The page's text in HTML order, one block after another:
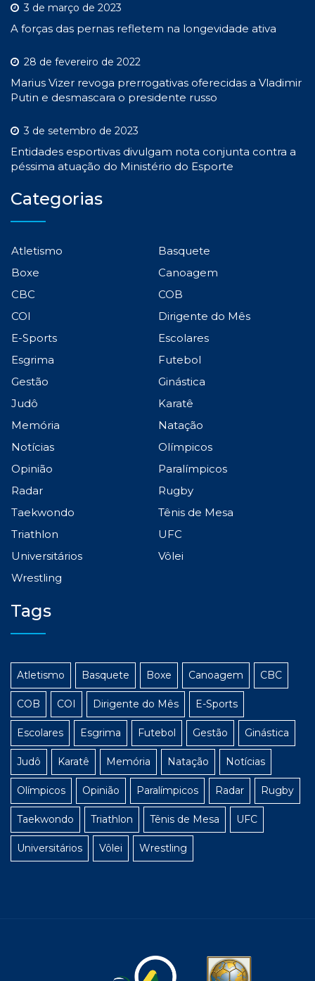
3 de março de 2023
A forças das pernas refletem na longevidade ativa
28 de fevereiro de 2022
Marius Vizer revoga prerrogativas oferecidas a Vladimir
Putin e desmascara o presidente russo
3 de setembro de 2023
Entidades esportivas divulgam nota conjunta contra a
péssima atuação do Ministério do Esporte
Categorias
Atletismo
Basquete
Boxe
Canoagem
CBC
COB
COI
Dirigente do Mês
E-Sports
Escolares
Esgrima
Futebol
Gestão
Ginástica
Judô
Karatê
Memória
Natação
Notícias
Olímpicos
Opinião
Paralímpicos
Radar
Rugby
Taekwondo
Tênis de Mesa
Triathlon
UFC
Universitários
Vôlei
Wrestling
Tags
Atletismo Basquete Boxe Canoagem CBC
COB COI Dirigente do Mês E-Sports
Escolares Esgrima Futebol Gestão Ginástica
Judô Karatê Memória Natação Notícias
Olímpicos Opinião Paralímpicos Radar Rugby
Taekwondo Triathlon Tênis de Mesa UFC
Universitários Vôlei Wrestling